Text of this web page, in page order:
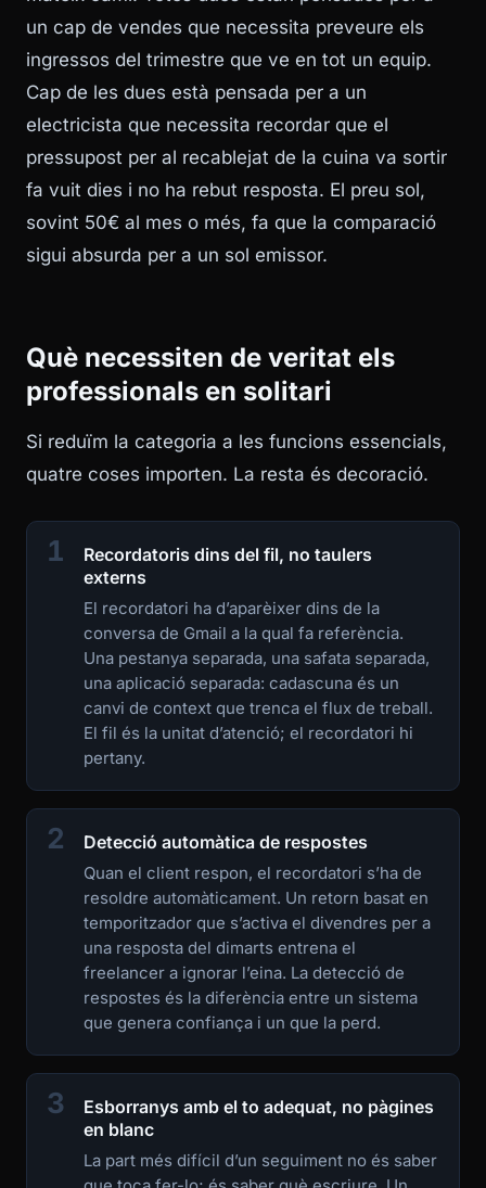
un cap de vendes que necessita preveure els
ingressos del trimestre que ve en tot un equip.
Cap de les dues està pensada per a un
electricista que necessita recordar que el
pressupost per al recablejat de la cuina va sortir
fa vuit dies i no ha rebut resposta. El preu sol,
sovint 50€ al mes o més, fa que la comparació
sigui absurda per a un sol emissor.
Què necessiten de veritat els
professionals en solitari
Si reduïm la categoria a les funcions essencials,
quatre coses importen. La resta és decoració.
1
Recordatoris dins del fil, no taulers
externs
El recordatori ha d’aparèixer dins de la
conversa de Gmail a la qual fa referència.
Una pestanya separada, una safata separada,
una aplicació separada: cadascuna és un
canvi de context que trenca el flux de treball.
El fil és la unitat d’atenció; el recordatori hi
pertany.
2 Detecció automàtica de respostes
Quan el client respon, el recordatori s’ha de
resoldre automàticament. Un retorn basat en
temporitzador que s’activa el divendres per a
una resposta del dimarts entrena el
freelancer a ignorar l’eina. La detecció de
respostes és la diferència entre un sistema
que genera confiança i un que la perd.
3
Esborranys amb el to adequat, no pàgines
en blanc
La part més difícil d’un seguiment no és saber